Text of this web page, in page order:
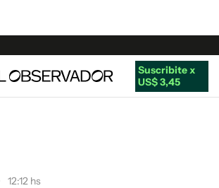
Suscribite x
US$ 3,45
12:12 hs